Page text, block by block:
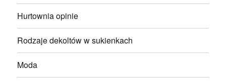
Hurtownia opinie
Rodzaje dekoltów w sukienkach
Moda